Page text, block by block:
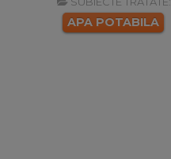
APA POTABILA